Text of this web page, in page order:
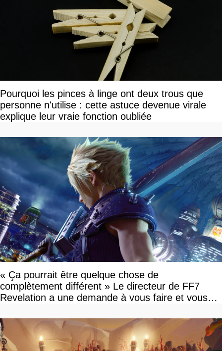
Pourquoi les pinces à linge ont deux trous que
personne n'utilise : cette astuce devenue virale
explique leur vraie fonction oubliée
« Ça pourrait être quelque chose de
complètement différent » Le directeur de FF7
Revelation a une demande à vous faire et vous